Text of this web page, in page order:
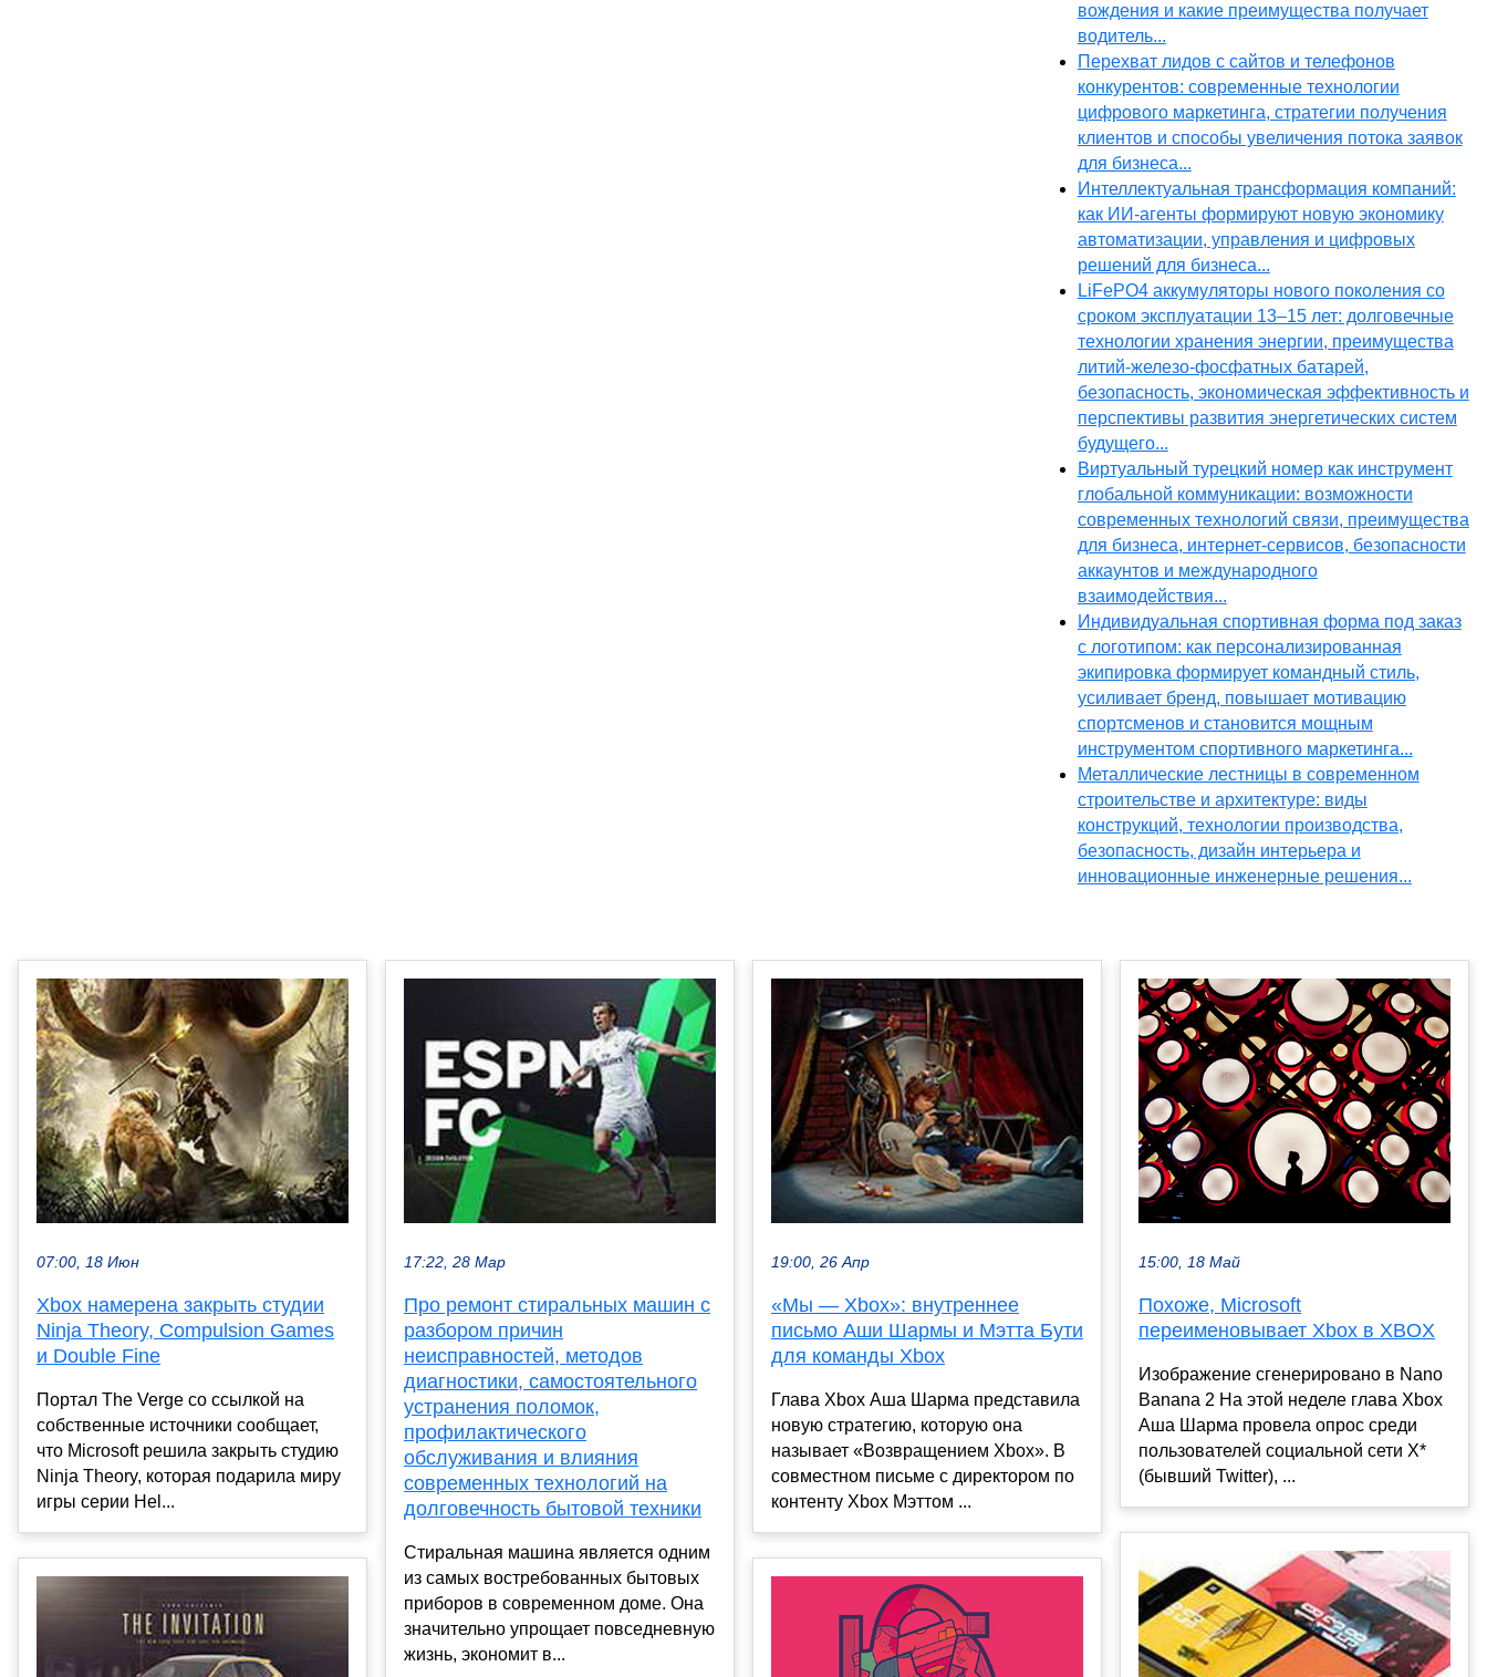
вождения и какие преимущества получает
водитель...
Перехват лидов с сайтов и телефонов
конкурентов: современные технологии
цифрового маркетинга, стратегии получения
клиентов и способы увеличения потока заявок
для бизнеса...
Интеллектуальная трансформация компаний:
как ИИ-агенты формируют новую экономику
автоматизации, управления и цифровых
решений для бизнеса...
LiFePO4 аккумуляторы нового поколения со
сроком эксплуатации 13–15 лет: долговечные
технологии хранения энергии, преимущества
литий-железо-фосфатных батарей,
безопасность, экономическая эффективность и
перспективы развития энергетических систем
будущего...
Виртуальный турецкий номер как инструмент
глобальной коммуникации: возможности
современных технологий связи, преимущества
для бизнеса, интернет-сервисов, безопасности
аккаунтов и международного
взаимодействия...
Индивидуальная спортивная форма под заказ
с логотипом: как персонализированная
экипировка формирует командный стиль,
усиливает бренд, повышает мотивацию
спортсменов и становится мощным
инструментом спортивного маркетинга...
Металлические лестницы в современном
строительстве и архитектуре: виды
конструкций, технологии производства,
безопасность, дизайн интерьера и
инновационные инженерные решения...
07:00, 18 Июн
Xbox намерена закрыть студии
Ninja Theory, Compulsion Games
и Double Fine
Портал The Verge со ссылкой на
собственные источники сообщает,
что Microsoft решила закрыть студию
Ninja Theory, которая подарила миру
игры серии Hel...
17:22, 28 Мар
Про ремонт стиральных машин с
разбором причин
неисправностей, методов
диагностики, самостоятельного
устранения поломок,
профилактического
обслуживания и влияния
современных технологий на
долговечность бытовой техники
Стиральная машина является одним
из самых востребованных бытовых
приборов в современном доме. Она
значительно упрощает повседневную
жизнь, экономит в...
19:00, 26 Апр
«Мы — Xbox»: внутреннее
письмо Аши Шармы и Мэтта Бути
для команды Xbox
Глава Xbox Аша Шарма представила
новую стратегию, которую она
называет «Возвращением Xbox». В
совместном письме с директором по
контенту Xbox Мэттом ...
15:00, 18 Май
Похоже, Microsoft
переименовывает Xbox в XBOX
Изображение сгенерировано в Nano
Banana 2 На этой неделе глава Xbox
Аша Шарма провела опрос среди
пользователей социальной сети X*
(бывший Twitter), ...